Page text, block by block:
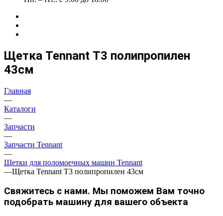
Щетка Tennant Т3 полипропилен
43см
Главная
—
Каталоги
—
Запчасти
—
Запчасти Tennant
—
Щетки для поломоечных машин Tennant
—Щетка Tennant Т3 полипропилен 43см
Свяжитесь с нами. Мы поможем Вам точно
подобрать машину для вашего объекта